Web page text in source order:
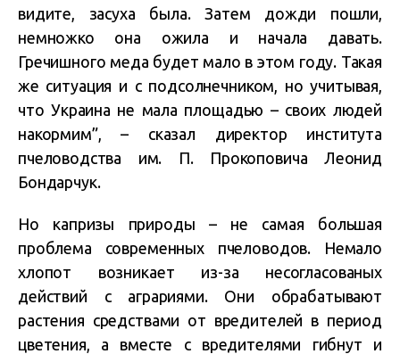
видите, засуха была. Затем дожди пошли,
немножко она ожила и начала давать.
Гречишного меда будет мало в этом году. Такая
же ситуация и с подсолнечником, но учитывая,
что Украина не мала площадью – своих людей
накормим”, – сказал директор института
пчеловодства им. П. Прокоповича Леонид
Бондарчук.
Но капризы природы – не самая большая
проблема современных пчеловодов. Немало
хлопот возникает из-за несогласованых
действий с аграриями. Они обрабатывают
растения средствами от вредителей в период
цветения, а вместе с вредителями гибнут и